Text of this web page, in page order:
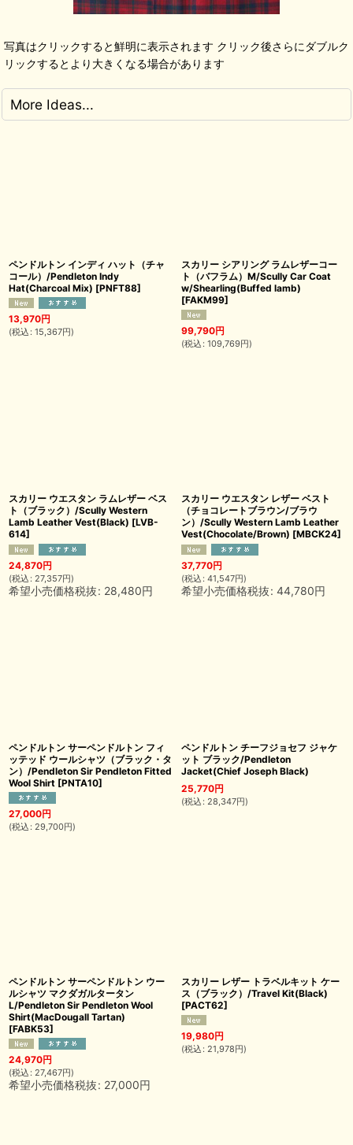
写真はクリックすると鮮明に表示されます クリック後さらにダブルク
リックするとより大きくなる場合があります
More Ideas...
ペンドルトン インディ ハット（チャ
コール）/Pendleton Indy
Hat(Charcoal Mix) [PNFT88]
13,970円
(税込 : 15,367円)
スカリー シアリング ラムレザーコー
ト（バフラム）M/Scully Car Coat
w/Shearling(Buffed lamb)
[FAKM99]
99,790円
(税込 : 109,769円)
スカリー ウエスタン ラムレザー ベス
ト（ブラック）/Scully Western
Lamb Leather Vest(Black) [LVB-
614]
24,870円
(税込 : 27,357円)
希望小売価格税抜: 28,480円
スカリー ウエスタン レザー ベスト
（チョコレートブラウン/ブラウ
ン）/Scully Western Lamb Leather
Vest(Chocolate/Brown) [MBCK24]
37,770円
(税込 : 41,547円)
希望小売価格税抜: 44,780円
ペンドルトン サーペンドルトン フィ
ッテッド ウールシャツ（ブラック・タ
ン）/Pendleton Sir Pendleton Fitted
Wool Shirt [PNTA10]
27,000円
(税込 : 29,700円)
ペンドルトン チーフジョセフ ジャケ
ット ブラック/Pendleton
Jacket(Chief Joseph Black)
25,770円
(税込 : 28,347円)
ペンドルトン サーペンドルトン ウー
ルシャツ マクダガルタータン
L/Pendleton Sir Pendleton Wool
Shirt(MacDougall Tartan)
[FABK53]
24,970円
(税込 : 27,467円)
希望小売価格税抜: 27,000円
スカリー レザー トラベルキット ケー
ス（ブラック）/Travel Kit(Black)
[PACT62]
19,980円
(税込 : 21,978円)